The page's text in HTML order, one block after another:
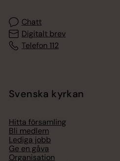
Chatt
Digitalt brev
Telefon 112
Svenska kyrkan
Hitta församling
Bli medlem
Lediga jobb
Ge en gåva
Organisation